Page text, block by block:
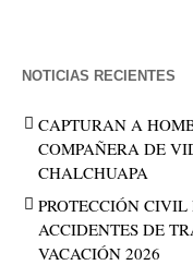
NOTICIAS RECIENTES
CAPTURAN A
COMPAÑERA DE
CHALCHUAPA
PROTECCIÓN CIVIL
ACCIDENTES DE
VACACIÓN 2026